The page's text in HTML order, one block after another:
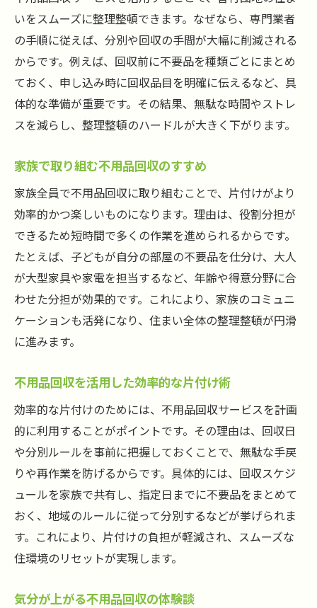
いをスムーズに整理整頓できます。なぜなら、専門業者
の手順に従えば、分別や回収の手間が大幅に削減される
からです。例えば、回収前に不要品を種類ごとにまとめ
ておく、申し込み時に回収品目を明確に伝えるなど、具
体的な準備が重要です。その結果、無駄な時間やストレ
スを減らし、整理整頓のハードルが大きく下がります。
家族で取り組む不用品回収のすすめ
家族全員で不用品回収に取り組むことで、片付けがより
効率的かつ楽しいものになります。理由は、役割分担が
できるため短時間で多くの作業を進められるからです。
たとえば、子どもが自分の部屋の不要品を仕分け、大人
が大型家具や家電を担当するなど、年齢や得意分野に合
わせた分担が効果的です。これにより、家族のコミュニ
ケーションも活発になり、住まい全体の整理整頓が円滑
に進みます。
不用品回収を活用した効率的な片付け術
効率的な片付けのためには、不用品回収サービスを計画
的に利用することがポイントです。その理由は、回収日
や分別ルールを事前に把握しておくことで、無駄な手戻
りや再作業を防げるからです。具体的には、回収スケジ
ュールを家族で共有し、指定日までに不要品をまとめて
おく、地域のルールに従って分別するなどが挙げられま
す。これにより、片付けの負担が軽減され、スムーズな
住環境のリセットが実現します。
気分が上がる不用品回収の体験談